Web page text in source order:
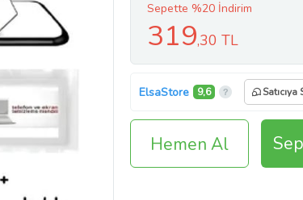
Sepette %20 İndirim
319,30 TL
ElsaStore 9,6 Satıcıya
Hemen Al